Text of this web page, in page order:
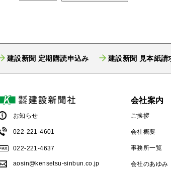
建設新聞 定期購読申込み 建設新聞 見本紙請
お知らせ
022-221-4601
022-221-4637
aosin@kensetsu-sinbun.co.jp
会社案内
ご挨拶
会社概要
事務所一覧
会社のあゆみ